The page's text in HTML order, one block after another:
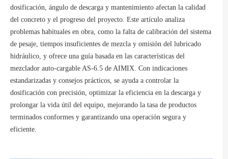
dosificación, ángulo de descarga y mantenimiento afectan la calidad
del concreto y el progreso del proyecto. Este artículo analiza
problemas habituales en obra, como la falta de calibración del sistema
de pesaje, tiempos insuficientes de mezcla y omisión del lubricado
hidráulico, y ofrece una guía basada en las características del
mezclador auto-cargable AS-6.5 de AIMIX. Con indicaciones
estandarizadas y consejos prácticos, se ayuda a controlar la
dosificación con precisión, optimizar la eficiencia en la descarga y
prolongar la vida útil del equipo, mejorando la tasa de productos
terminados conformes y garantizando una operación segura y
eficiente.